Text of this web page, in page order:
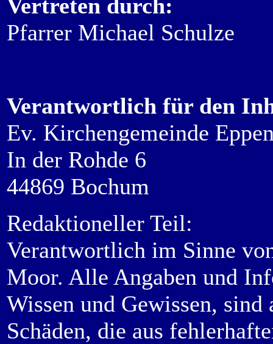
Vertreten durch:
Pfarrer Michael Schulze
Verantwortlich für den
Ev. Kirchengemeinde
In der Rohde 6
44869 Bochum
Redaktioneller Teil:
Verantwortlich im Sinne
Moor. Alle Angaben und
Wissen und Gewissen,
Schäden, die aus